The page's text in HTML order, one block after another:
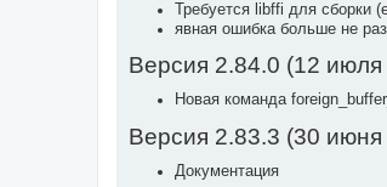
Требуется libffi для сборки
явная ошибка больше не
Версия 2.84.0 (12 июля
Новая команда
Версия 2.83.3 (30 июня
Документация